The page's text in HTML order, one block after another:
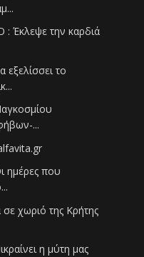
την καρδιά
το
...
ημέρες που
χωριό της Κρήτης
η μύτη μας